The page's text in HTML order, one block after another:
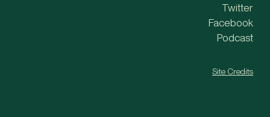
Twitter
Facebook
Podcast
Site Credits